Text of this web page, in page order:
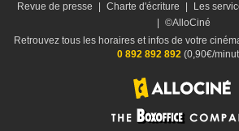
Revue de presse
Charte d'écriture Les
©AlloCiné
Retrouvez tous les horaires et infos de votre
0 892 892 892(0,90€/